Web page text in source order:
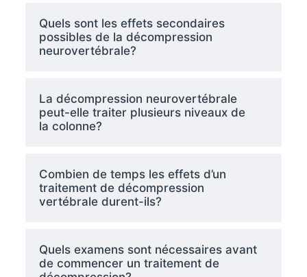
Quels sont les effets secondaires
possibles de la décompression
neurovertébrale?
La décompression neurovertébrale
peut-elle traiter plusieurs niveaux de
la colonne?
Combien de temps les effets d’un
traitement de décompression
vertébrale durent-ils?
Quels examens sont nécessaires avant
de commencer un traitement de